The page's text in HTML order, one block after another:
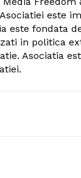
este
este fondata
in politica
Asociatia